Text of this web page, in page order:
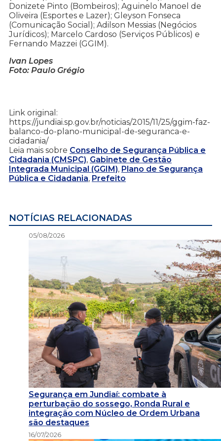
Donizete Pinto (Bombeiros); Aguinelo Manoel de
Oliveira (Esportes e Lazer); Gleyson Fonseca
(Comunicação Social); Adilson Messias (Negócios
Jurídicos); Marcelo Cardoso (Serviços Públicos) e
Fernando Mazzei (GGIM).
Ivan Lopes
Foto: Paulo Grégio
Link original:
https://jundiai.sp.gov.br/noticias/2015/11/25/ggim-faz-
balanco-do-plano-municipal-de-seguranca-e-
cidadania/
Leia mais sobre Conselho de Segurança Pública e
Cidadania (CMSPC), Gabinete de Gestão
Integrada Municipal (GGIM), Plano de Segurança
Pública e Cidadania, Prefeito
NOTÍCIAS RELACIONADAS
05/08/2026
Segurança em Jundiaí: combate à
perturbação do sossego, Ronda Rural e
integração com Núcleo de Ordem Urbana
são destaques
16/07/2026